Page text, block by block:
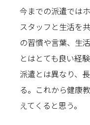
今までの派遣では
スタッフと生活を
の習慣や言葉、生
とはとても良い経
派遣とは異なり、
る。これから健康
えてくると思う。